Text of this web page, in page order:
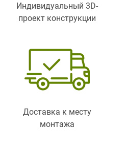
Индивидуальный 3D-
проект конструкции
Доставка к месту
монтажа